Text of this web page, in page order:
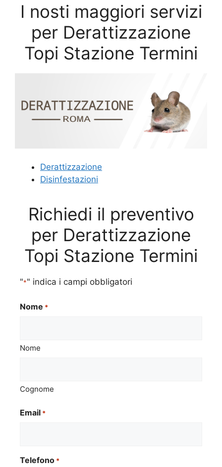
I nosti maggiori servizi
per Derattizzazione
Topi Stazione Termini
Derattizzazione
Disinfestazioni
Richiedi il preventivo
per Derattizzazione
Topi Stazione Termini
"*" indica i campi obbligatori
Nome *
Nome
Cognome
Email *
Telefono *